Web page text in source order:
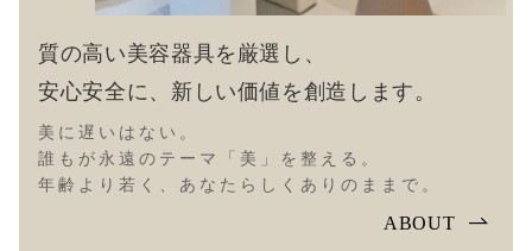
質の高い美容器具を厳選し、
安心安全に、新しい価値を創造します。
美に遅いはない。
誰もが永遠のテーマ「美」を整える。
年齢より若く、あなたらしくありのままで。
ABOUT